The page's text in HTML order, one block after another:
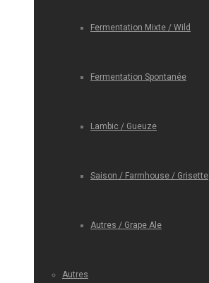
Fermentation Mixte / Wild
Fermentation Spontanée
Lambic / Gueuze
Saison / Farmhouse / Grisette
Autres / Grape Ale
Autres